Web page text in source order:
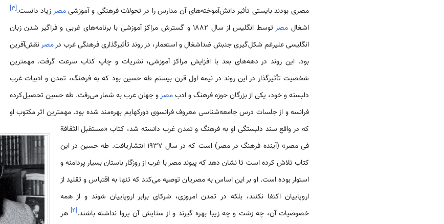
مصری بودند بایستی تأثیر دانش‌آموخته­‌های آن مدارس را در تحولات فرهنگی و آموزشیمصرزیاد دانست.[۳]
اشغال مصر
توسط انگلیس از سال 1882 و گسترش مراکز آموزشی با برنامه‌­های غربی و فراگیر شدن زبان
انگلیسی علیرغم شکل­‌گیری جنبش­ ضداشغال و استعمار، در روند تأثیرگذاری فرهنگی غرب درمصرنقش‌آفرین
بود. این روند در دهه‌های بعد با افزایش مراکز آموزشی، نشریات و چاپ کتاب سرعت گرفت. مهمترین
شخصیت تأثیرگذار در این روند در نیمه اول قرن بیستم طه حسین بود که به فرهنگ، تمدن و ادبیات غرب
دلبسته و خود، یکی از بزرگان حوزه فرهنگ و ادبمصرو جهان عرب به شمار می­‌رفت. طه حسین تحصیل‌کرده
فرانسه و از جلسات درس جامعه­‌شناسی معروف فرانسوی دورکهایم بهره‌­مند شده بود. مهمترین اثر مکتوب او
که در واقع سند دلبستگی او به فرهنگ و تمدن غرب دانسته شد، کتاب «مستقبل الثقافة
فی مصر» (آینده فرهنگ در مصر) است که در سال 1937 انتشاریافت. طه حسین در این
کتاب تلاش کرده است تا نشان دهد که پیوند مصر با غرب از روزگار باستان بسیار پردامنه و
استوار بوده است. او بر این اساس به مصریان توصیه می‌کند که تنها به اقتباس و تقلید از
اروپاییان اکتفا نکنند، بلکه در تمدن امروزی، شرکای برابر اروپاییان شوند و از همه
خصوصیات آن، چه زشت و چه زیبا بهره گیرند و از ستایش آن پروا نداشته باشند.[۴] هر